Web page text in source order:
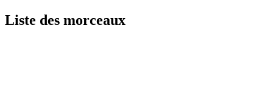
Liste des morceaux